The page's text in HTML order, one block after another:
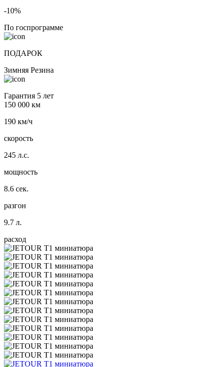
-10%
По госпрограмме
ПОДАРОК
Зимняя Резина
Гарантия 5 лет
150 000 км
190 км/ч
скорость
245 л.с.
мощность
8.6 сек.
разгон
9.7 л.
расход